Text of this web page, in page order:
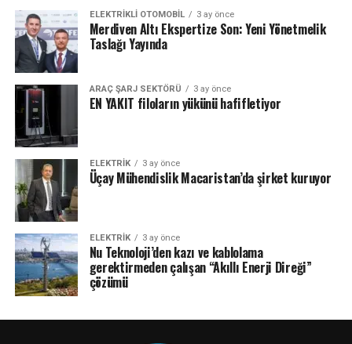
ELEKTRIKLI OTOMOBIL 3 ay önce
Merdiven Altı Ekspertize Son: Yeni Yönetmelik
Taslağı Yayında
ARAÇ ŞARJ SEKTÖRÜ 3 ay önce
EN YAKIT filoların yükünü hafifletiyor
ELEKTRİK 3 ay önce
Üçay Mühendislik Macaristan’da şirket kuruyor
ELEKTRİK 3 ay önce
Nu Teknoloji’den kazı ve kablolama
gerektirmeden çalışan “Akıllı Enerji Direği”
çözümü